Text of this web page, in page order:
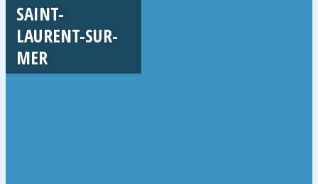
SAINT-
LAURENT-SUR-
MER